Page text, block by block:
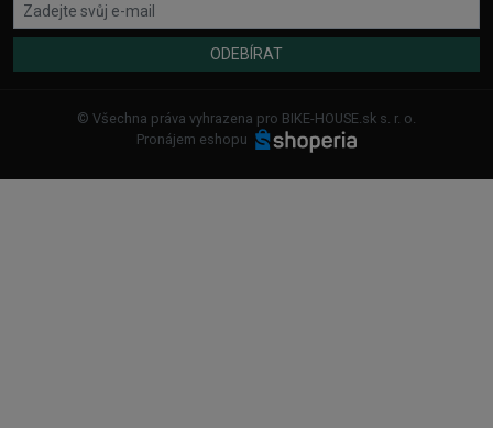
ODEBÍRAT
© Všechna práva vyhrazena pro BIKE-HOUSE.sk s. r. o.
Pronájem eshopu